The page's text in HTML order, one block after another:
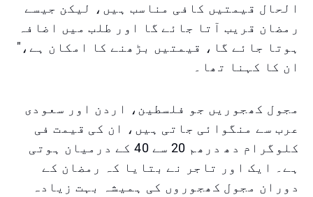
الحال قیمتیں کافی مناسب ہیں، لیکن جیسے
رمضان قریب آتا جائے گا اور طلب میں اضافہ
ہوتا جائے گا، قیمتیں بڑھنے کا امکان ہے،"
ان کا کہنا تھا۔
مجول کھجوریں جو فلسطین، اردن اور سعودی
عرب سے منگوائی جاتی ہیں، ان کی قیمت فی
کلوگرام دھ درھم 20 سے 40 کے درمیان ہوتی
ہے۔ ایک اور تاجر نے بتایا کہ رمضان کے
دوران مجول کھجوروں کی ہمیشہ بہت زیادہ